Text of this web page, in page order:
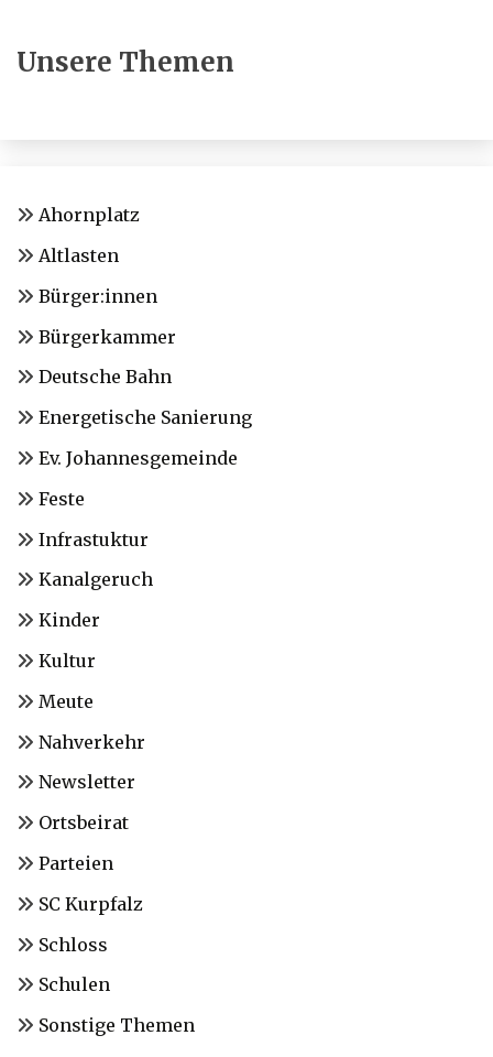
Unsere Themen
Ahornplatz
Altlasten
Bürger:innen
Bürgerkammer
Deutsche Bahn
Energetische Sanierung
Ev. Johannesgemeinde
Feste
Infrastuktur
Kanalgeruch
Kinder
Kultur
Meute
Nahverkehr
Newsletter
Ortsbeirat
Parteien
SC Kurpfalz
Schloss
Schulen
Sonstige Themen